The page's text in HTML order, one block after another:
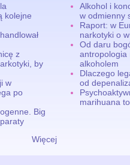
kolejne
z
by
w
po
Big
Więcej
Alkohol i
w odmienny
Raport: w
narkotyki o
Od daru
antropologia
alkoholem
Dlaczego
od
marihuana